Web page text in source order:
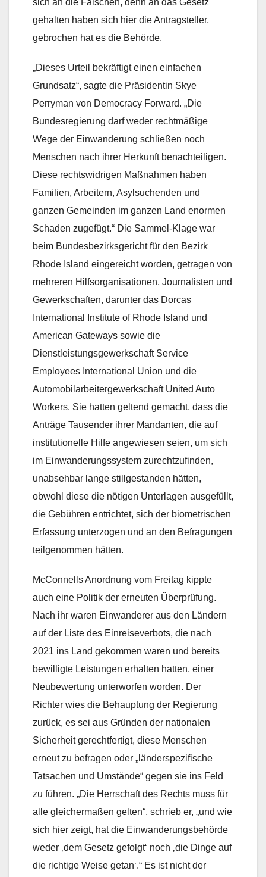
sich an die Falschen, denn an das Gesetz
gehalten haben sich hier die Antragsteller,
gebrochen hat es die Behörde.
„Dieses Urteil bekräftigt einen einfachen
Grundsatz“, sagte die Präsidentin Skye
Perryman von Democracy Forward. „Die
Bundesregierung darf weder rechtmäßige
Wege der Einwanderung schließen noch
Menschen nach ihrer Herkunft benachteiligen.
Diese rechtswidrigen Maßnahmen haben
Familien, Arbeitern, Asylsuchenden und
ganzen Gemeinden im ganzen Land enormen
Schaden zugefügt.“ Die Sammel-Klage war
beim Bundesbezirksgericht für den Bezirk
Rhode Island eingereicht worden, getragen von
mehreren Hilfsorganisationen, Journalisten und
Gewerkschaften, darunter das Dorcas
International Institute of Rhode Island und
American Gateways sowie die
Dienstleistungsgewerkschaft Service
Employees International Union und die
Automobilarbeitergewerkschaft United Auto
Workers. Sie hatten geltend gemacht, dass die
Anträge Tausender ihrer Mandanten, die auf
institutionelle Hilfe angewiesen seien, um sich
im Einwanderungssystem zurechtzufinden,
unabsehbar lange stillgestanden hätten,
obwohl diese die nötigen Unterlagen ausgefüllt,
die Gebühren entrichtet, sich der biometrischen
Erfassung unterzogen und an den Befragungen
teilgenommen hätten.
McConnells Anordnung vom Freitag kippte
auch eine Politik der erneuten Überprüfung.
Nach ihr waren Einwanderer aus den Ländern
auf der Liste des Einreiseverbots, die nach
2021 ins Land gekommen waren und bereits
bewilligte Leistungen erhalten hatten, einer
Neubewertung unterworfen worden. Der
Richter wies die Behauptung der Regierung
zurück, es sei aus Gründen der nationalen
Sicherheit gerechtfertigt, diese Menschen
erneut zu befragen oder „länderspezifische
Tatsachen und Umstände“ gegen sie ins Feld
zu führen. „Die Herrschaft des Rechts muss für
alle gleichermaßen gelten“, schrieb er, „und wie
sich hier zeigt, hat die Einwanderungsbehörde
weder ‚dem Gesetz gefolgt‘ noch ‚die Dinge auf
die richtige Weise getan‘.“ Es ist nicht der